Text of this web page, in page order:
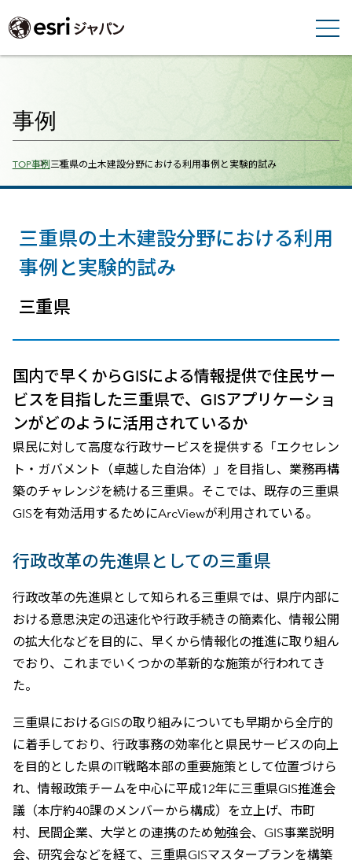
事例
Breadcrumbs
TOP事例三重県の土木建設分野における利用事例と実験的試み
三重県の土木建設分野における利用
事例と実験的試み
三重県
国内で早くからGISによる情報提供で住民サー
ビスを目指した三重県で、GISアプリケーショ
ンがどのように活用されているか
県民に対して高度な行政サービスを提供する「エクセレン
ト・ガバメント（卓越した自治体）」を目指し、業務再構
築のチャレンジを続ける三重県。そこでは、既存の三重県
GISを有効活用するためにArcViewが利用されている。
行政改革の先進県としての三重県
行政改革の先進県として知られる三重県では、県庁内部に
おける意思決定の迅速化や行政手続きの簡素化、情報公開
の拡大化などを目的に、早くから情報化の推進に取り組ん
でおり、これまでいくつかの革新的な施策が行われてき
た。
三重県におけるGISの取り組みについても早期から全庁的
に着手しており、行政事務の効率化と県民サービスの向上
を目的とした県のIT戦略本部の重要施策として位置づけら
れ、情報政策チームを中心に平成12年に三重県GIS推進会
議（本庁約40課のメンバーから構成）を立上げ、市町
村、民間企業、大学との連携のため勉強会、GIS事業説明
会、研究会などを経て、三重県GISマスタープランを構築